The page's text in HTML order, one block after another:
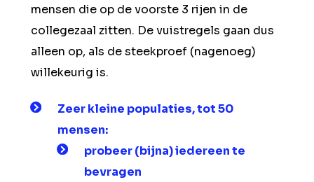
mensen die op de voorste 3 rijen in de
collegezaal zitten. De vuistregels gaan dus
alleen op, als de steekproef (nagenoeg)
willekeurig is.
Zeer kleine populaties, tot 50
mensen:
probeer (bijna) iedereen te
bevragen